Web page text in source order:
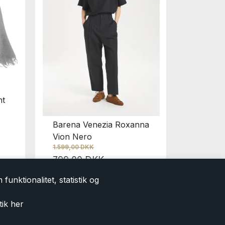
funktionalitet, statistik og
her
Barena Venezia Roxanna
Vion Nero
1.599,00 DKK
799,00 DKK